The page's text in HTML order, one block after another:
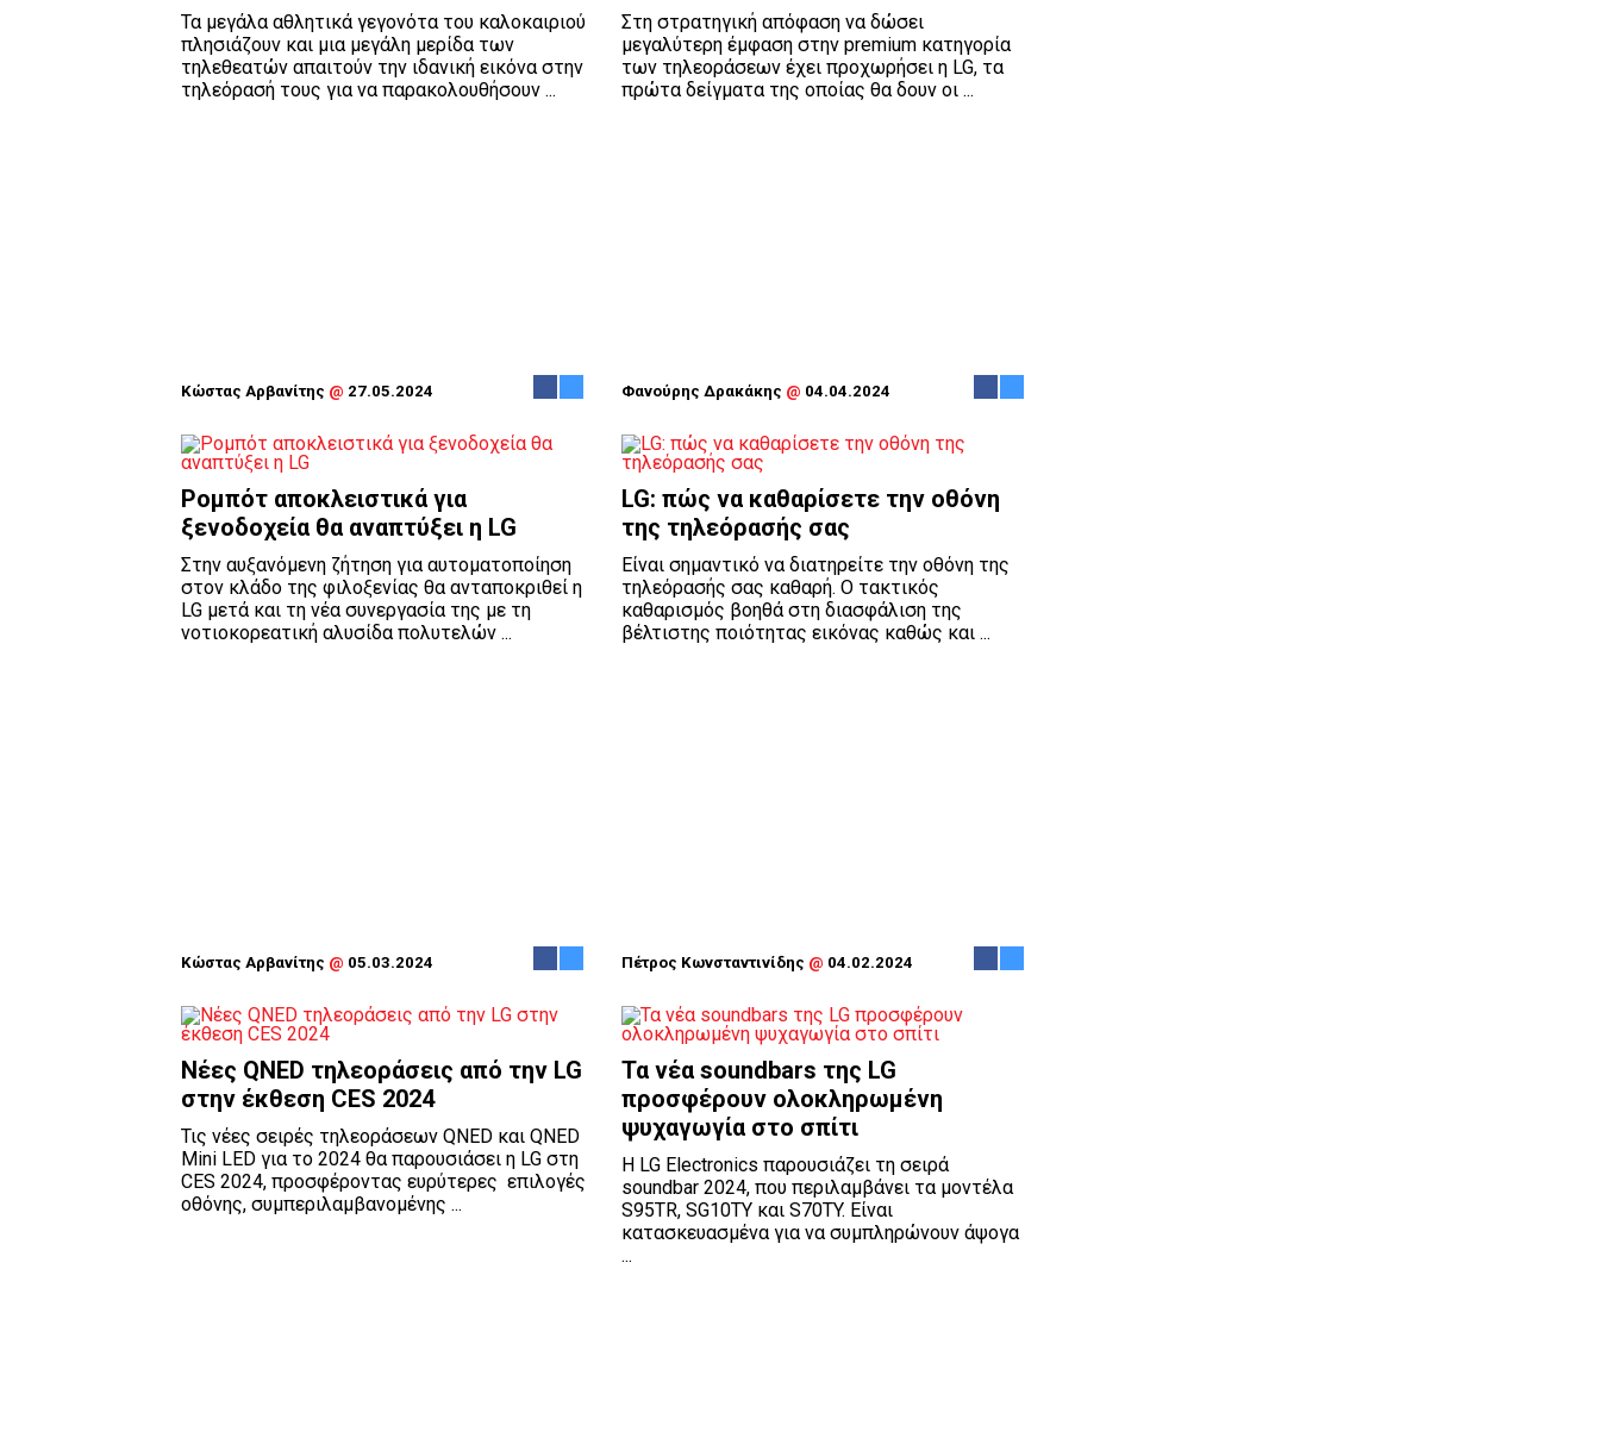
Τα μεγάλα αθλητικά γεγονότα του καλοκαιριού
πλησιάζουν και μια μεγάλη μερίδα των
τηλεθεατών απαιτούν την ιδανική εικόνα στην
τηλεόρασή τους για να παρακολουθήσουν ...
Κώστας Αρβανίτης @ 27.05.2024
Στη στρατηγική απόφαση να δώσει
μεγαλύτερη έμφαση στην premium κατηγορία
των τηλεοράσεων έχει προχωρήσει η LG, τα
πρώτα δείγματα της οποίας θα δουν οι ...
Φανούρης Δρακάκης @ 04.04.2024
Ρομπότ αποκλειστικά για
ξενοδοχεία θα αναπτύξει η LG
Στην αυξανόμενη ζήτηση για αυτοματοποίηση
στον κλάδο της φιλοξενίας θα ανταποκριθεί η
LG μετά και τη νέα συνεργασία της με τη
νοτιοκορεατική αλυσίδα πολυτελών ...
Κώστας Αρβανίτης @ 05.03.2024
LG: πώς να καθαρίσετε την οθόνη
της τηλεόρασής σας
Είναι σημαντικό να διατηρείτε την οθόνη της
τηλεόρασής σας καθαρή. Ο τακτικός
καθαρισμός βοηθά στη διασφάλιση της
βέλτιστης ποιότητας εικόνας καθώς και ...
Πέτρος Κωνσταντινίδης @ 04.02.2024
Νέες QNED τηλεοράσεις από την LG
στην έκθεση CES 2024
Τις νέες σειρές τηλεοράσεων QNED και QNED
Mini LED για το 2024 θα παρουσιάσει η LG στη
CES 2024, προσφέροντας ευρύτερες επιλογές
οθόνης, συμπεριλαμβανομένης ...
Τα νέα soundbars της LG
προσφέρουν ολοκληρωμένη
ψυχαγωγία στο σπίτι
Η LG Electronics παρουσιάζει τη σειρά
soundbar 2024, που περιλαμβάνει τα μοντέλα
S95TR, SG10TY και S70TY. Είναι
κατασκευασμένα για να συμπληρώνουν άψογα
...